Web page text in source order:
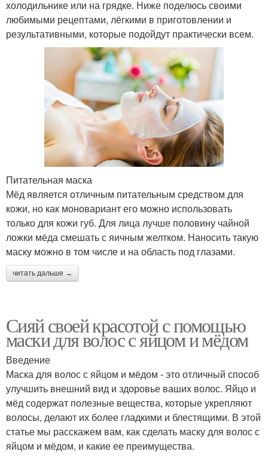
холодильнике или на грядке. Ниже поделюсь своими
любимыми рецептами, лёгкими в приготовлении и
результативными, которые подойдут практически всем.
Питательная маска
Мёд является отличным питательным средством для
кожи, но как моновариант его можно использовать
только для кожи губ. Для лица лучше половину чайной
ложки мёда смешать с яичным желтком. Наносить такую
маску можно в том числе и на область под глазами.
читать дальше →
Сияй своей красотой с помощью
маски для волос с яйцом и мёдом
Введение
Маска для волос с яйцом и мёдом - это отличный способ
улучшить внешний вид и здоровье ваших волос. Яйцо и
мёд содержат полезные вещества, которые укрепляют
волосы, делают их более гладкими и блестящими. В этой
статье мы расскажем вам, как сделать маску для волос с
яйцом и мёдом, и какие ее преимущества.